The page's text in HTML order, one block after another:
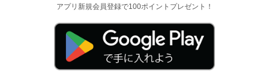
アプリ新規会員登録で100ポイントプレゼント！